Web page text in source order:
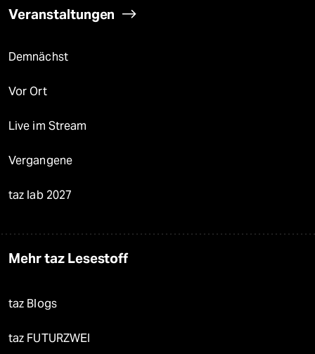
Veranstaltungen
Demnächst
Vor Ort
Live im Stream
Vergangene
taz lab 2027
Mehr taz Lesestoff
taz Blogs
taz FUTURZWEI